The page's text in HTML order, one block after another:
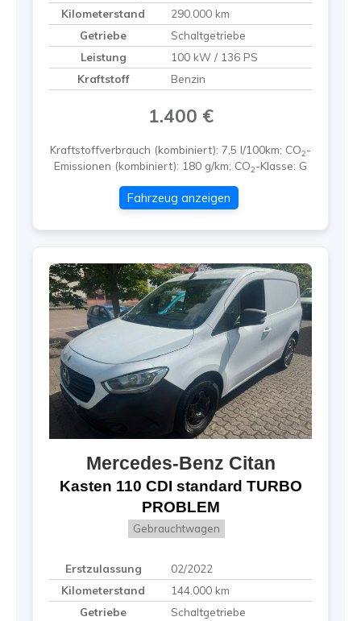
Kilometerstand
290.000 km
Getriebe
Schaltgetriebe
Leistung
100 kW / 136 PS
Kraftstoff
Benzin
1.400 €
Kraftstoffverbrauch (kombiniert): 7,5 l/100km; CO2-
Emissionen (kombiniert): 180 g/km; CO2-Klasse: G
Fahrzeug anzeigen
Mercedes-Benz Citan
Kasten 110 CDI standard TURBO
PROBLEM
Gebrauchtwagen
Erstzulassung
02/2022
Kilometerstand
144.000 km
Getriebe
Schaltgetriebe